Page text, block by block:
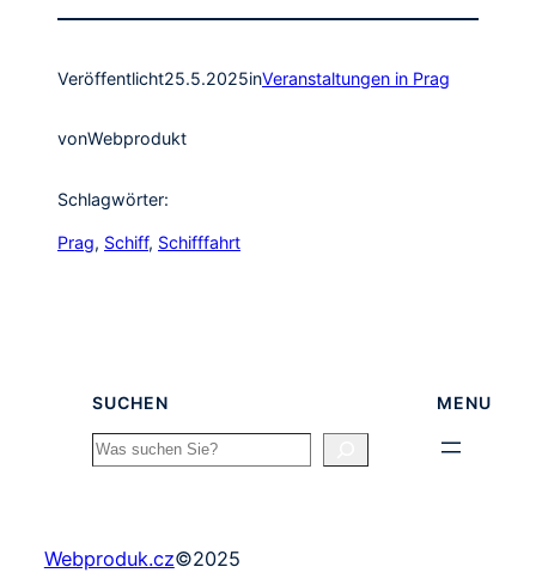
Veröffentlicht25.5.2025inVeranstaltungen in Prag
vonWebprodukt
Schlagwörter:
Prag, Schiff, Schifffahrt
SUCHEN
Search
MENU
Webproduk.cz©2025